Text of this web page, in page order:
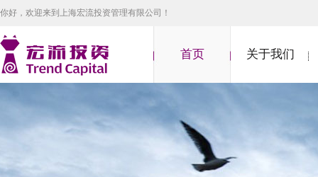
你好，欢迎来到上海宏流投资管理有限公司！
首页 关于我们